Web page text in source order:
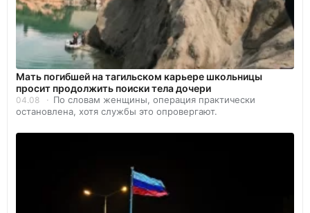
Мать погибшей на тагильском карьере школьницы
просит продолжить поиски тела дочери
04.08
По словам женщины, операция практически
остановлена, хотя службы это опровергают.